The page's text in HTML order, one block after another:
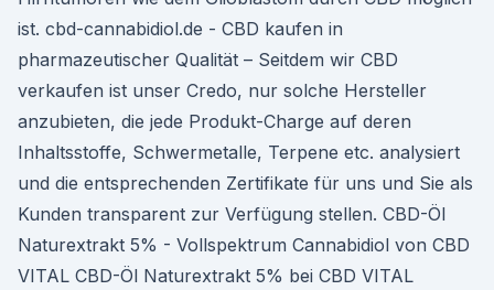
ist. cbd-cannabidiol.de - CBD kaufen in
pharmazeutischer Qualität – Seitdem wir CBD
verkaufen ist unser Credo, nur solche Hersteller
anzubieten, die jede Produkt-Charge auf deren
Inhaltsstoffe, Schwermetalle, Terpene etc. analysiert
und die entsprechenden Zertifikate für uns und Sie als
Kunden transparent zur Verfügung stellen. CBD-Öl
Naturextrakt 5% - Vollspektrum Cannabidiol von CBD
VITAL CBD-Öl Naturextrakt 5% bei CBD VITAL